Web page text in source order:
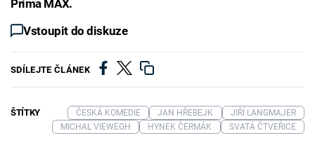
Prima MAX.
Vstoupit do diskuze
SDÍLEJTE ČLÁNEK
ŠTÍTKY ČESKÁ KOMEDIE JAN HŘEBEJK
JIŘÍ LANGMAJER
MICHAL VIEWEGH
HYNEK ČERMÁK SVATÁ ČTVEŘICE